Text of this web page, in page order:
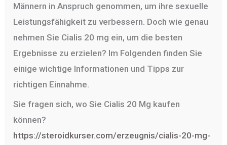
Männern in Anspruch genommen, um ihre sexuelle
Leistungsfähigkeit zu verbessern. Doch wie genau
nehmen Sie Cialis 20 mg ein, um die besten
Ergebnisse zu erzielen? Im Folgenden finden Sie
einige wichtige Informationen und Tipps zur
richtigen Einnahme.
Sie fragen sich, wo Sie Cialis 20 Mg kaufen
können?
https://steroidkurser.com/erzeugnis/cialis-20-mg-